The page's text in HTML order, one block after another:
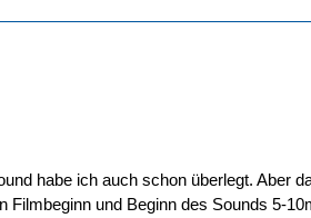
habe ich auch schon überlegt. Aber
Filmbeginn und Beginn des Sounds 5-